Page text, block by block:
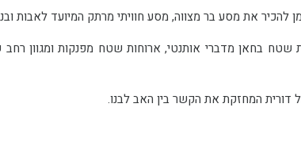
המסע המשותף מתקיים לאורך יומיים ברחבי המדבר (באזור שדה בוקר) והוא משלב בתוכו לינת
דורית המחזקת את הקשר בין האב לבנו.